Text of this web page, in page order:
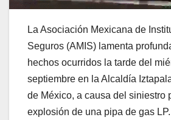
La Asociación Mexicana de
Seguros (AMIS) lamenta
hechos ocurridos la tarde del
septiembre en la Alcaldía
de México, a causa del siniestro
explosión de una pipa de gas LP.